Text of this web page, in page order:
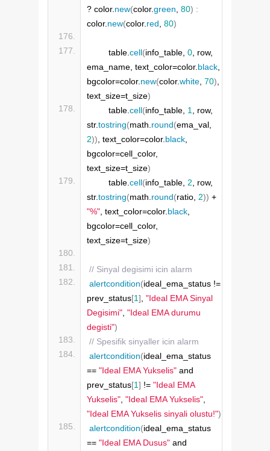
? color. new(color.green 80) :
color. new(color. red 80)
        table.
cell(info_table, 0 , row,
ema_name, text_color=color. black
bgcolor=color. new(color.white 70)
text_size=t_size)
        table.
cell(info_table, 1
, row,
str.tostring(math. round(
2)) , text_color=color. black
bgcolor=cell_color,
text_size=t_size)
        table.
cell(info_table, 2 , row,
str.tostring(math. round(ratio, 2))
"%" , text_color=color. black
bgcolor=cell_color,
text_size=t_size)
// Sinyal degisimi icin alarm
alertcondition(ideal_ema_status !=
prev_status[1] "Ideal EMA Sinyal
Degisimi" "Ideal EMA durumu
degisti")
// Spesifik sinyaller icin alarm
alertcondition(ideal_ema_status
== "Ideal EMA Yukselis" and
prev_status[1] != "Ideal EMA
Yukselis" "Ideal EMA Yukselis"
"Ideal EMA Yukselis sinyali olustu!")
alertcondition(ideal_ema_status
== "Ideal EMA Dusus" and